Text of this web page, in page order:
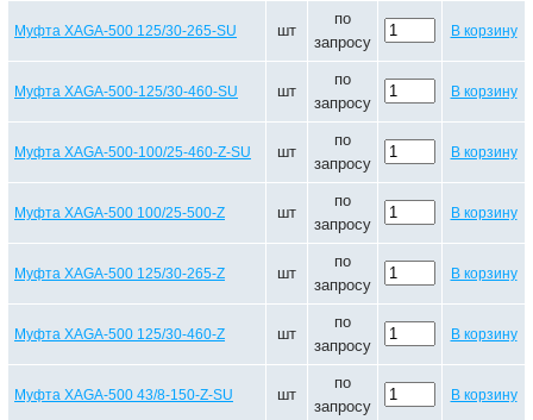
Муфта XAGA-500 125/30-265-SU шт
по
запросу
В корзину
Муфта XAGA-500-125/30-460-SU шт
по
запросу
В корзину
Муфта XAGA-500-100/25-460-Z-SU шт
по
запросу
В корзину
Муфта XAGA-500 100/25-500-Z шт
по
запросу
В корзину
Муфта XAGA-500 125/30-265-Z шт
по
запросу
В корзину
Муфта XAGA-500 125/30-460-Z шт
по
запросу
В корзину
Муфта XAGA-500 43/8-150-Z-SU шт
по
запросу
В корзину